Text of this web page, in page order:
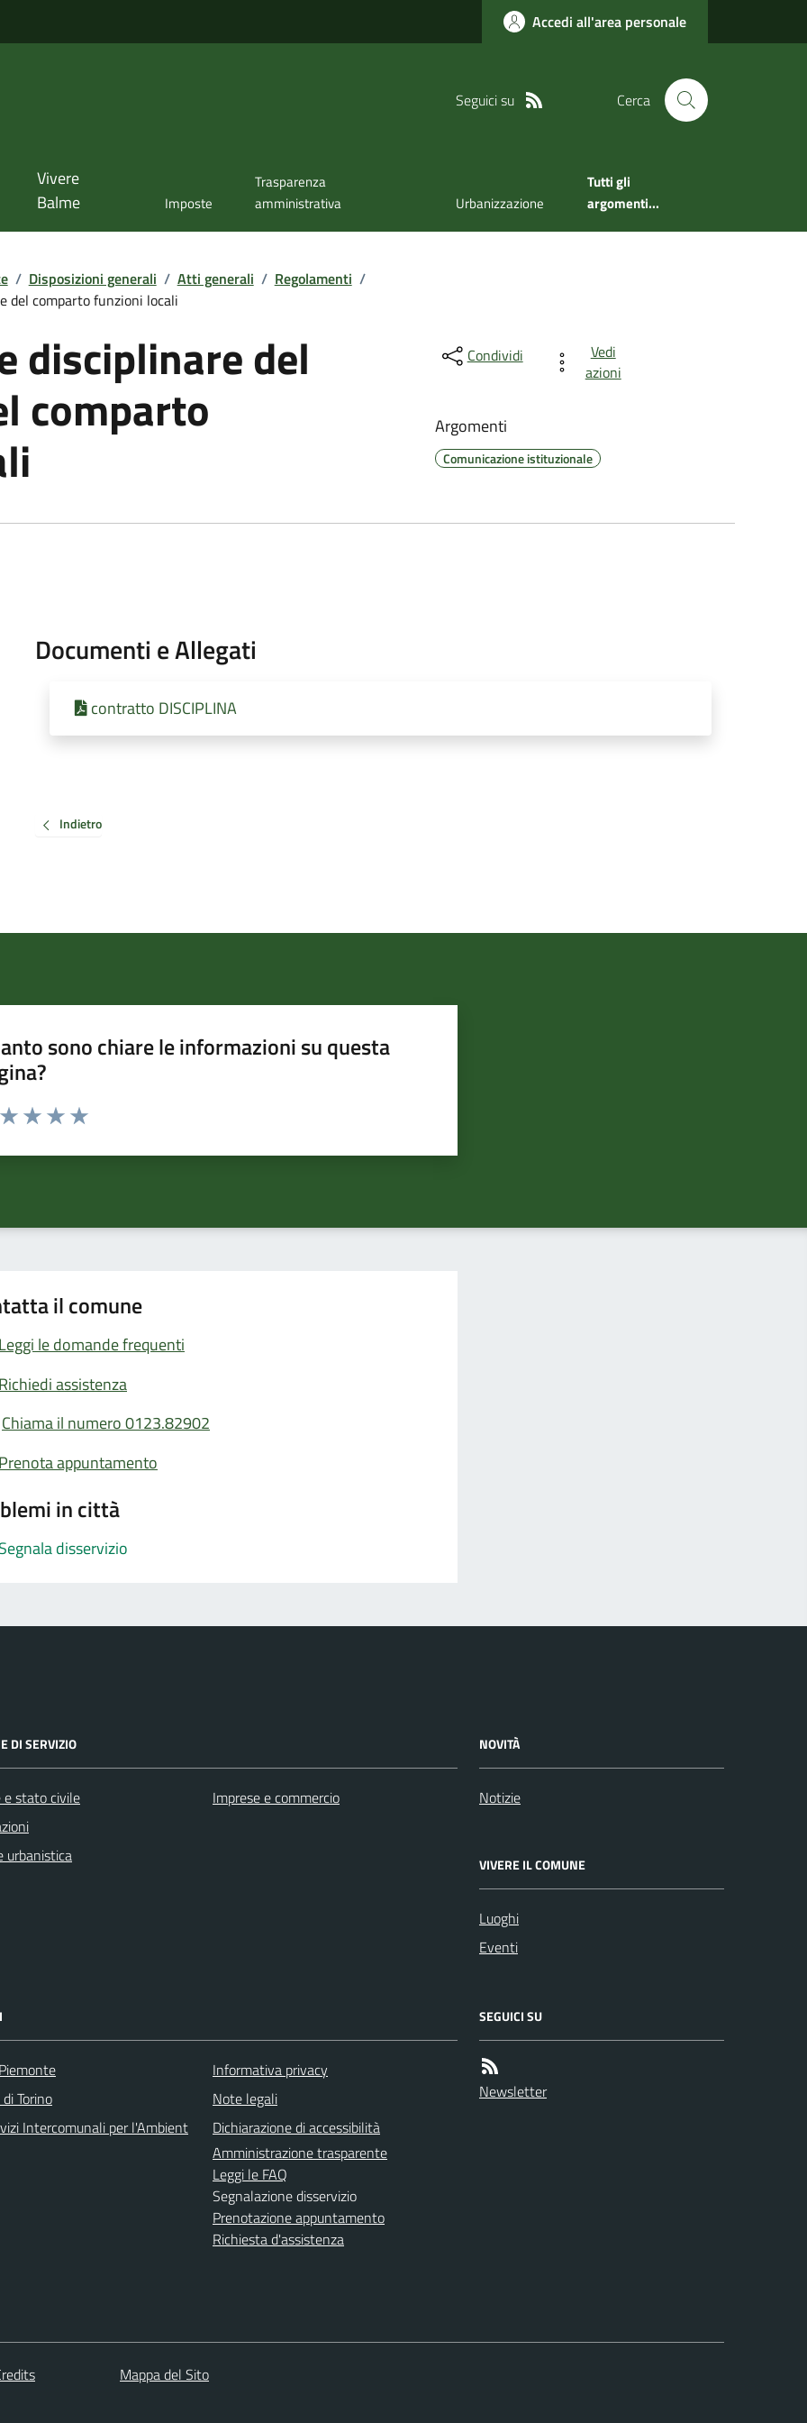
Accedi all'area personale
Seguici su Cerca
Vivere
Balme
Imposte
Trasparenza
amministrativa
Urbanizzazione
Tutti gli
argomenti...
/ Disposizioni generali / Atti generali / Regolamenti /
del comparto funzioni locali
disciplinare del
comparto
Condividi
Vedi
azioni
Argomenti
Comunicazione istituzionale
Documenti e Allegati
contratto DISCIPLINA
Indietro
sono chiare le informazioni su questa
da 1 a 5 stelle la pagina
il comune
Leggi le domande frequenti
Richiedi assistenza
Chiama il numero 0123.82902
Prenota appuntamento
in città
Segnala disservizio
DI SERVIZIO
e stato civile
urbanistica
Imprese e commercio
NOVITÀ
Notizie
VIVERE IL COMUNE
Luoghi
Eventi
Torino
Intercomunali per l'Ambient
Informativa privacy
Note legali
Dichiarazione di accessibilità
Amministrazione trasparente
Leggi le FAQ
Segnalazione disservizio
Prenotazione appuntamento
Richiesta d'assistenza
SEGUICI SU
Newsletter
Mappa del Sito